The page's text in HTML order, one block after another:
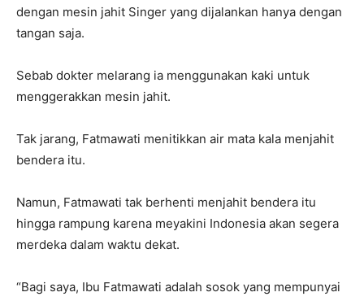
dengan mesin jahit Singer yang dijalankan hanya dengan
tangan saja.
Sebab dokter melarang ia menggunakan kaki untuk
menggerakkan mesin jahit.
Tak jarang, Fatmawati menitikkan air mata kala menjahit
bendera itu.
Namun, Fatmawati tak berhenti menjahit bendera itu
hingga rampung karena meyakini Indonesia akan segera
merdeka dalam waktu dekat.
“Bagi saya, Ibu Fatmawati adalah sosok yang mempunyai